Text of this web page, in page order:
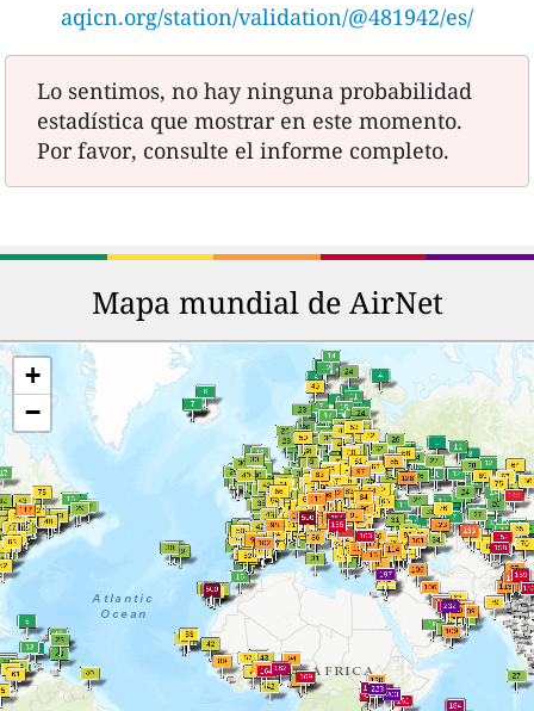
aqicn.org/station/validation/@481942/es/
Lo sentimos, no hay ninguna probabilidad
estadística que mostrar en este momento.
Por favor, consulte el informe completo.
Mapa mundial de AirNet
+
−